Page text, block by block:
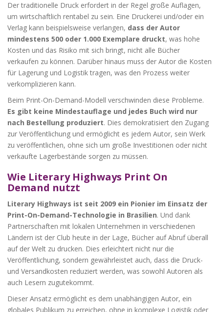
Der traditionelle Druck erfordert in der Regel große Auflagen,
um wirtschaftlich rentabel zu sein. Eine Druckerei und/oder ein
Verlag kann beispielsweise verlangen, dass der Autor
mindestens 500 oder 1.000 Exemplare druckt, was hohe
Kosten und das Risiko mit sich bringt, nicht alle Bücher
verkaufen zu können. Darüber hinaus muss der Autor die Kosten
für Lagerung und Logistik tragen, was den Prozess weiter
verkomplizieren kann.
Beim Print-On-Demand-Modell verschwinden diese Probleme.
Es gibt keine Mindestauflage und jedes Buch wird nur
nach Bestellung produziert. Dies demokratisiert den Zugang
zur Veröffentlichung und ermöglicht es jedem Autor, sein Werk
zu veröffentlichen, ohne sich um große Investitionen oder nicht
verkaufte Lagerbestände sorgen zu müssen.
Wie Literary Highways Print On
Demand nutzt
Literary Highways ist seit 2009 ein Pionier im Einsatz der
Print-On-Demand-Technologie in Brasilien. Und dank
Partnerschaften mit lokalen Unternehmen in verschiedenen
Ländern ist der Club heute in der Lage, Bücher auf Abruf überall
auf der Welt zu drucken. Dies erleichtert nicht nur die
Veröffentlichung, sondern gewährleistet auch, dass die Druck-
und Versandkosten reduziert werden, was sowohl Autoren als
auch Lesern zugutekommt.
Dieser Ansatz ermöglicht es dem unabhängigen Autor, ein
globales Publikum zu erreichen, ohne in komplexe Logistik oder